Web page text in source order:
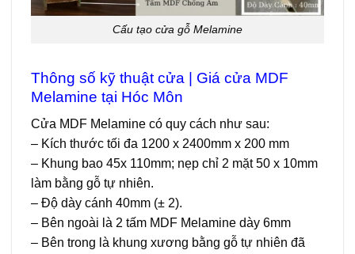
Cấu tạo cửa gỗ Melamine
Thông số kỹ thuật cửa | Giá cửa MDF
Melamine tại Hóc Môn
Cửa MDF Melamine có quy cách như sau:
– Kích thước tối đa 1200 x 2400mm x 200 mm
– Khung bao 45x 110mm; nẹp chỉ 2 mặt 50 x 10mm
làm bằng gỗ tự nhiên.
– Độ dày cánh 40mm (± 2).
– Bên ngoài là 2 tấm MDF Melamine dày 6mm
– Bên trong là khung xương bằng gỗ tự nhiên đã